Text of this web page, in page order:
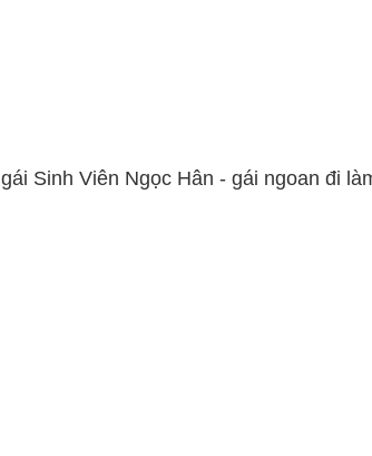
Sinh Viên Ngọc Hân - gái ngoan đi